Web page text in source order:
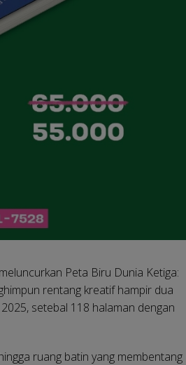
Peta Biru Dunia Ketiga:
rentang kreatif hampir dua
setebal 118 halaman dengan
ruang batin yang membentang